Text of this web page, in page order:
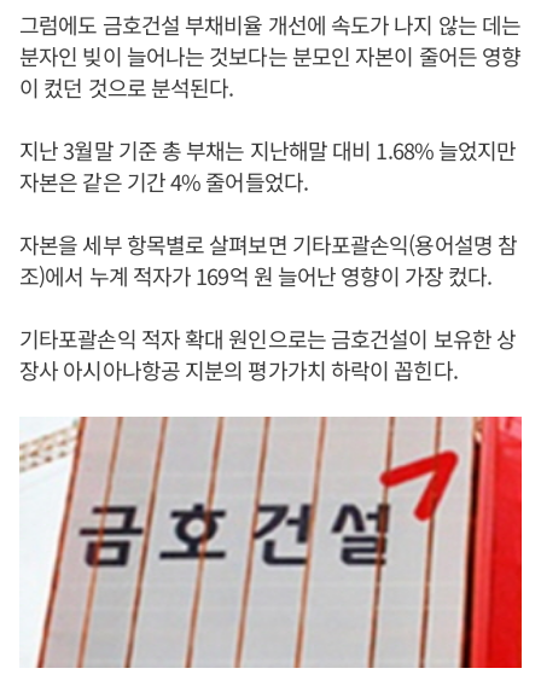
그럼에도 금호건설 부채비율 개선에 속도가 나지 않는 데는
분자인 빚이 늘어나는 것보다는 분모인 자본이 줄어든 영향
이 컸던 것으로 분석된다.
지난 3월말 기준 총 부채는 지난해말 대비 1.68% 늘었지만
자본은 같은 기간 4% 줄어들었다.
자본을 세부 항목별로 살펴보면 기타포괄손익(용어설명 참
조)에서 누계 적자가 169억 원 늘어난 영향이 가장 컸다.
기타포괄손익 적자 확대 원인으로는 금호건설이 보유한 상
장사 아시아나항공 지분의 평가가치 하락이 꼽힌다.